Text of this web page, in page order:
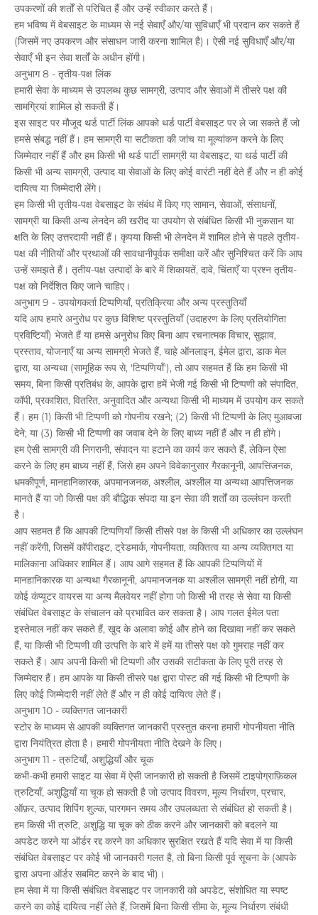
उपकरणों की शर्तों से परिचित हैं और उन्हें स्वीकार करते हैं।
हम भविष्य में वेबसाइट के माध्यम से नई सेवाएँ और/या सुविधाएँ भी प्रदान कर सकते हैं
(जिसमें नए उपकरण और संसाधन जारी करना शामिल है)। ऐसी नई सुविधाएँ और/या
सेवाएँ भी इन सेवा शर्तों के अधीन होंगी।
अनुभाग 8 - तृतीय-पक्ष लिंक
हमारी सेवा के माध्यम से उपलब्ध कुछ सामग्री, उत्पाद और सेवाओं में तीसरे पक्ष की
सामग्रियां शामिल हो सकती हैं।
इस साइट पर मौजूद थर्ड पार्टी लिंक आपको थर्ड पार्टी वेबसाइट पर ले जा सकते हैं जो
हमसे संबद्ध नहीं हैं। हम सामग्री या सटीकता की जांच या मूल्यांकन करने के लिए
जिम्मेदार नहीं हैं और हम किसी भी थर्ड पार्टी सामग्री या वेबसाइट, या थर्ड पार्टी की
किसी भी अन्य सामग्री, उत्पाद या सेवाओं के लिए कोई वारंटी नहीं देते हैं और न ही कोई
दायित्व या जिम्मेदारी लेंगे।
हम किसी भी तृतीय-पक्ष वेबसाइट के संबंध में किए गए सामान, सेवाओं, संसाधनों,
सामग्री या किसी अन्य लेनदेन की खरीद या उपयोग से संबंधित किसी भी नुकसान या
क्षति के लिए उत्तरदायी नहीं हैं। कृपया किसी भी लेनदेन में शामिल होने से पहले तृतीय-
पक्ष की नीतियों और प्रथाओं की सावधानीपूर्वक समीक्षा करें और सुनिश्चित करें कि आप
उन्हें समझते हैं। तृतीय-पक्ष उत्पादों के बारे में शिकायतें, दावे, चिंताएँ या प्रश्न तृतीय-
पक्ष को निर्देशित किए जाने चाहिए।
अनुभाग 9 - उपयोगकर्ता टिप्पणियाँ, प्रतिक्रिया और अन्य प्रस्तुतियाँ
यदि आप हमारे अनुरोध पर कुछ विशिष्ट प्रस्तुतियाँ (उदाहरण के लिए प्रतियोगिता
प्रविष्टियाँ) भेजते हैं या हमसे अनुरोध किए बिना आप रचनात्मक विचार, सुझाव,
प्रस्ताव, योजनाएँ या अन्य सामग्री भेजते हैं, चाहे ऑनलाइन, ईमेल द्वारा, डाक मेल
द्वारा, या अन्यथा (सामूहिक रूप से, 'टिप्पणियाँ'), तो आप सहमत हैं कि हम किसी भी
समय, बिना किसी प्रतिबंध के, आपके द्वारा हमें भेजी गई किसी भी टिप्पणी को संपादित,
कॉपी, प्रकाशित, वितरित, अनुवादित और अन्यथा किसी भी माध्यम में उपयोग कर सकते
हैं। हम (1) किसी भी टिप्पणी को गोपनीय रखने; (2) किसी भी टिप्पणी के लिए मुआवजा
देने; या (3) किसी भी टिप्पणी का जवाब देने के लिए बाध्य नहीं हैं और न ही होंगे।
हम ऐसी सामग्री की निगरानी, ​​संपादन या हटाने का कार्य कर सकते हैं, लेकिन ऐसा
करने के लिए हम बाध्य नहीं हैं, जिसे हम अपने विवेकानुसार गैरकानूनी, आपत्तिजनक,
धमकीपूर्ण, मानहानिकारक, अपमानजनक, अश्लील, अश्लील या अन्यथा आपत्तिजनक
मानते हैं या जो किसी पक्ष की बौद्धिक संपदा या इन सेवा की शर्तों का उल्लंघन करती
है।
आप सहमत हैं कि आपकी टिप्पणियाँ किसी तीसरे पक्ष के किसी भी अधिकार का उल्लंघन
नहीं करेंगी, जिसमें कॉपीराइट, ट्रेडमार्क, गोपनीयता, व्यक्तित्व या अन्य व्यक्तिगत या
मालिकाना अधिकार शामिल हैं। आप आगे सहमत हैं कि आपकी टिप्पणियों में
मानहानिकारक या अन्यथा गैरकानूनी, अपमानजनक या अश्लील सामग्री नहीं होगी, या
कोई कंप्यूटर वायरस या अन्य मैलवेयर नहीं होगा जो किसी भी तरह से सेवा या किसी
संबंधित वेबसाइट के संचालन को प्रभावित कर सकता है। आप गलत ईमेल पता
इस्तेमाल नहीं कर सकते हैं, खुद के अलावा कोई और होने का दिखावा नहीं कर सकते
हैं, या किसी भी टिप्पणी की उत्पत्ति के बारे में हमें या तीसरे पक्ष को गुमराह नहीं कर
सकते हैं। आप अपनी किसी भी टिप्पणी और उसकी सटीकता के लिए पूरी तरह से
जिम्मेदार हैं। हम आपके या किसी तीसरे पक्ष द्वारा पोस्ट की गई किसी भी टिप्पणी के
लिए कोई जिम्मेदारी नहीं लेते हैं और न ही कोई दायित्व लेते हैं।
अनुभाग 10 - व्यक्तिगत जानकारी
स्टोर के माध्यम से आपकी व्यक्तिगत जानकारी प्रस्तुत करना हमारी गोपनीयता नीति
द्वारा नियंत्रित होता है। हमारी गोपनीयता नीति देखने के लिए।
अनुभाग 11 - त्रुटियाँ, अशुद्धियाँ और चूक
कभी-कभी हमारी साइट या सेवा में ऐसी जानकारी हो सकती है जिसमें टाइपोग्राफ़िकल
त्रुटियाँ, अशुद्धियाँ या चूक हो सकती है जो उत्पाद विवरण, मूल्य निर्धारण, प्रचार,
ऑफ़र, उत्पाद शिपिंग शुल्क, पारगमन समय और उपलब्धता से संबंधित हो सकती है।
हम किसी भी त्रुटि, अशुद्धि या चूक को ठीक करने और जानकारी को बदलने या
अपडेट करने या ऑर्डर रद्द करने का अधिकार सुरक्षित रखते हैं यदि सेवा में या किसी
संबंधित वेबसाइट पर कोई भी जानकारी गलत है, तो बिना किसी पूर्व सूचना के (आपके
द्वारा अपना ऑर्डर सबमिट करने के बाद भी)।
हम सेवा में या किसी संबंधित वेबसाइट पर जानकारी को अपडेट, संशोधित या स्पष्ट
करने का कोई दायित्व नहीं लेते हैं, जिसमें बिना किसी सीमा के, मूल्य निर्धारण संबंधी